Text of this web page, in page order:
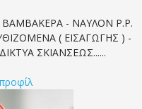
ΒΑΜΒΑΚΕΡΑ - ΝΑΥΛΟΝ Ρ.Ρ.
( ΕΙΣΑΓΩΓΗΣ ) -
ΣΚΙΑΝΣΕΩΣ......